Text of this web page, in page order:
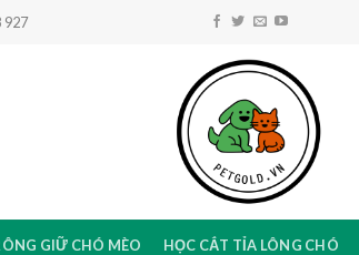
927
GIỮ CHÓ MÈO HỌC CẮT TỈA LÔNG CHÓ